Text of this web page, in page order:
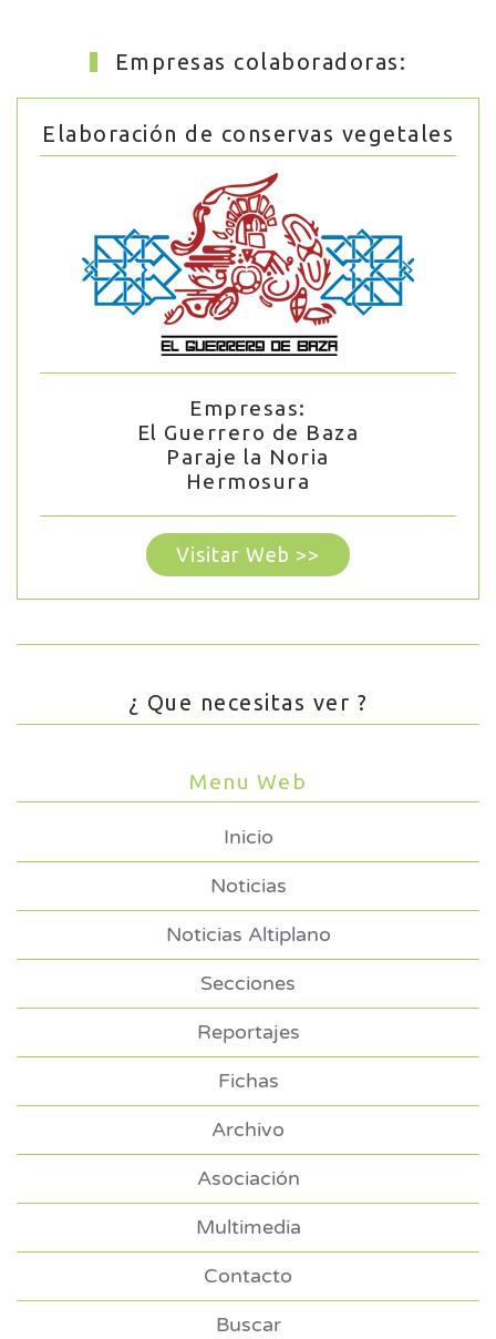
Empresas colaboradoras:
Elaboración de conservas vegetales
Empresas:
El Guerrero de Baza
Paraje la Noria
Hermosura
Visitar Web >>
¿ Que necesitas ver ?
Menu Web
Inicio
Noticias
Noticias Altiplano
Secciones
Reportajes
Fichas
Archivo
Asociación
Multimedia
Contacto
Buscar